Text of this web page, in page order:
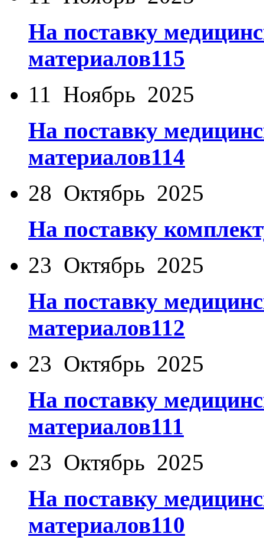
На поставку
материалов115
11 Ноябрь 2025
На поставку
материалов114
28 Октябрь 2025
На поставку
23 Октябрь 2025
На поставку
материалов112
23 Октябрь 2025
На поставку
материалов111
23 Октябрь 2025
На поставку
материалов110